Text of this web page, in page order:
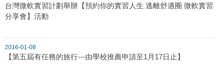
台灣微軟實習計劃舉辦【預約你的實習人生 逃離舒適圈 微軟實習
分享會】活動
2016-01-08
【第五屆有任務的旅行---由學校推薦申請至1月17日止】